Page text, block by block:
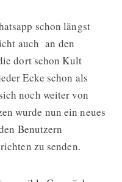
schon längst
auch an den
dort schon Kult
Ecke schon als
noch weiter von
wurde nun ein neues
Benutzern
zu senden.